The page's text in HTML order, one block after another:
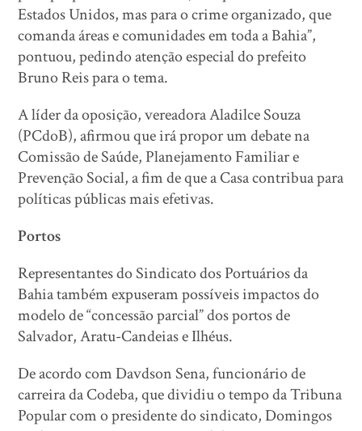
Estados Unidos, mas para o crime organizado, que
comanda áreas e comunidades em toda a Bahia”,
pontuou, pedindo atenção especial do prefeito
Bruno Reis para o tema.
A líder da oposição, vereadora Aladilce Souza
(PCdoB), afirmou que irá propor um debate na
Comissão de Saúde, Planejamento Familiar e
Prevenção Social, a fim de que a Casa contribua para
políticas públicas mais efetivas.
Portos
Representantes do Sindicato dos Portuários da
Bahia também expuseram possíveis impactos do
modelo de “concessão parcial” dos portos de
Salvador, Aratu-Candeias e Ilhéus.
De acordo com Davdson Sena, funcionário de
carreira da Codeba, que dividiu o tempo da Tribuna
Popular com o presidente do sindicato, Domingos